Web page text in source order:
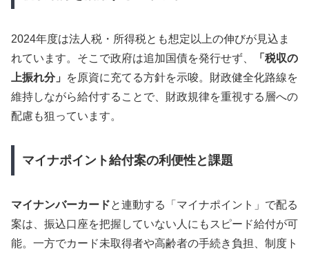
2024年度は法人税・所得税とも想定以上の伸びが見込ま
れています。そこで政府は追加国債を発行せず、
「税収の
上振れ分」
を原資に充てる方針を示唆。財政健全化路線を
維持しながら給付することで、財政規律を重視する層への
配慮も狙っています。
マイナポイント給付案の利便性と課題
マイナンバーカードと連動する「マイナポイント」で配る
案は、振込口座を把握していない人にもスピード給付が可
能。一方でカード未取得者や高齢者の手続き負担、制度ト